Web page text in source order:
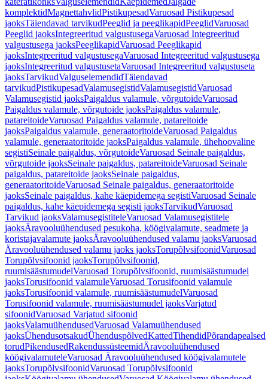
komplektidMagnettahvlidPistikupesadVaruosad Pistikupesad
jaoksTäiendavad tarvikudPeeglid ja peeglikapidPeeglidVaruosad
Peeglid jaoksIntegreeritud valgustusegaVaruosad Integreeritud
valgustusega jaoksPeeglikapidVaruosad Peeglikapid
jaoksIntegreeritud valgustusegaVaruosad Integreeritud valgustusega
jaoksIntegreeritud valgustusetaVaruosad Integreeritud valgustuseta
jaoksTarvikudValguselemendidTäiendavad
tarvikudPistikupesadValamusegistidValamusegistidVaruosad
Valamusegistid jaoksPaigaldus valamule, võrgutoideVaruosad
Paigaldus valamule, võrgutoide jaoksPaigaldus valamule,
patareitoideVaruosad Paigaldus valamule, patareitoide
jaoksPaigaldus valamule, generaatoritoideVaruosad Paigaldus
valamule, generaatoritoide jaoksPaigaldus valamule, ühehoovaline
segistiSeinale paigaldus, võrgutoideVaruosad Seinale paigaldus,
võrgutoide jaoksSeinale paigaldus, patareitoideVaruosad Seinale
paigaldus, patareitoide jaoksSeinale paigaldus,
generaatoritoideVaruosad Seinale paigaldus, generaatoritoide
jaoksSeinale paigaldus, kahe käepidemega segistiVaruosad Seinale
paigaldus, kahe käepidemega segisti jaoksTarvikudVaruosad
Tarvikud jaoksValamusegistiteleVaruosad Valamusegistitele
jaoksÄravooluühendused pesukoha, köögivalamute, seadmete ja
koristajavalamute jaoksÄravooluühendused valamu jaoksVaruosad
Äravooluühendused valamu jaoks jaoksTorupõlvsifoonidVaruosad
Torupõlvsifoonid jaoksTorupõlvsifoonid,
ruumisäästumudelVaruosad Torupõlvsifoonid, ruumisäästumudel
jaoksTorusifoonid valamuleVaruosad Torusifoonid valamule
jaoksTorusifoonid valamule, ruumisäästumudelVaruosad
Torusifoonid valamule, ruumisäästumudel jaoksVarjatud
sifoonidVaruosad Varjatud sifoonid
jaoksValamuühendusedVaruosad Valamuühendused
jaoksÜhendusotsakudÜhenduspõlvedKattedTihendidPõrandapealsed
torudPikendusedRakendussüsteemidÄravooluühendused
köögivalamuteleVaruosad Äravooluühendused köögivalamutele
jaoksTorupõlvsifoonidVaruosad Torupõlvsifoonid